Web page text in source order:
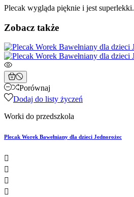
Plecak wygląda pięknie i jest superlekki.
Zobacz także
Porównaj
Dodaj do listy życzeń
Worki do przedszkola
Plecak Worek Bawełniany dla dzieci Jednorożec



